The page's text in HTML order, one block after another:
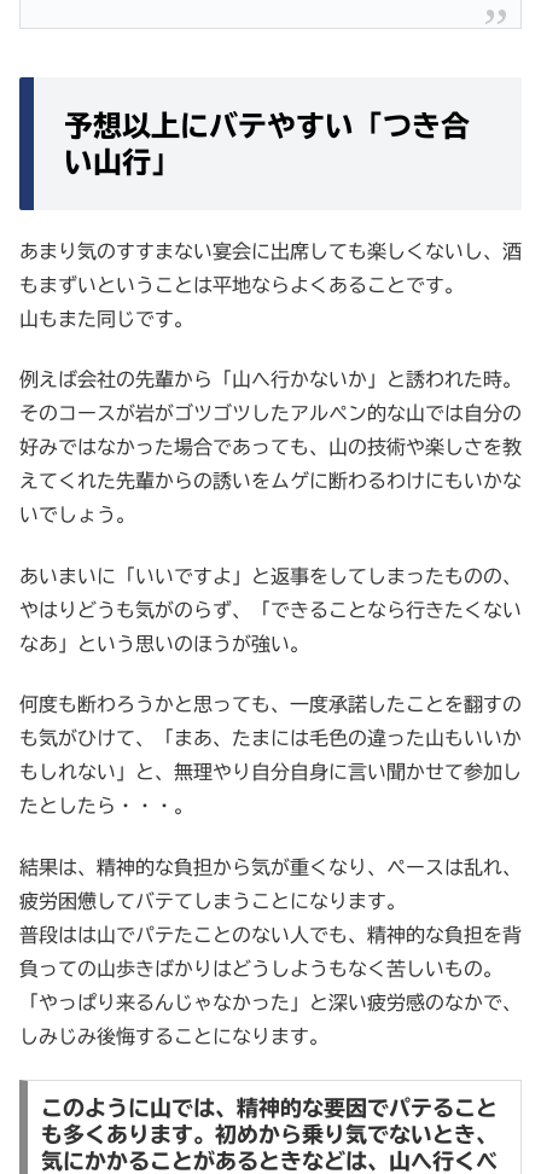
予想以上にバテやすい「つき合
い山行」
あまり気のすすまない宴会に出席しても楽しくないし、酒
もまずいということは平地ならよくあることです。
山もまた同じです。
例えば会社の先輩から「山へ行かないか」と誘われた時。
そのコースが岩がゴツゴツしたアルペン的な山では自分の
好みではなかった場合であっても、山の技術や楽しさを教
えてくれた先輩からの誘いをムゲに断わるわけにもいかな
いでしょう。
あいまいに「いいですよ」と返事をしてしまったものの、
やはりどうも気がのらず、「できることなら行きたくない
なあ」という思いのほうが強い。
何度も断わろうかと思っても、一度承諾したことを翻すの
も気がひけて、「まあ、たまには毛色の違った山もいいか
もしれない」と、無理やり自分自身に言い聞かせて参加し
たとしたら・・・。
結果は、精神的な負担から気が重くなり、ペースは乱れ、
疲労困憊してバテてしまうことになります。
普段はは山でパテたことのない人でも、精神的な負担を背
負っての山歩きばかりはどうしようもなく苦しいもの。
「やっぱり来るんじゃなかった」と深い疲労感のなかで、
しみじみ後悔することになります。
このように山では、精神的な要因でパテること
も多くあります。初めから乗り気でないとき、
気にかかることがあるときなどは、山へ行くべ